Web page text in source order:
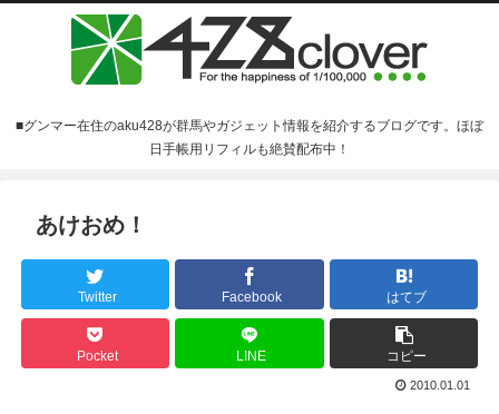
■グンマー在住のaku428が群馬やガジェット情報を紹介するブログです。ほぼ
日手帳用リフィルも絶賛配布中！
あけおめ！
Twitter Facebook はてブ
Pocket LINE コピー
2010.01.01